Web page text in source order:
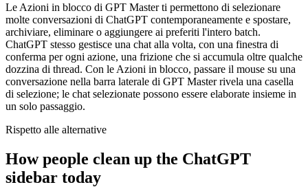
Le Azioni in blocco di GPT Master ti permettono di selezionare
molte conversazioni di ChatGPT contemporaneamente e spostare,
archiviare, eliminare o aggiungere ai preferiti l'intero batch.
ChatGPT stesso gestisce una chat alla volta, con una finestra di
conferma per ogni azione, una frizione che si accumula oltre qualche
dozzina di thread. Con le Azioni in blocco, passare il mouse su una
conversazione nella barra laterale di GPT Master rivela una casella
di selezione; le chat selezionate possono essere elaborate insieme in
un solo passaggio.
Rispetto alle alternative
How people clean up the ChatGPT
sidebar today